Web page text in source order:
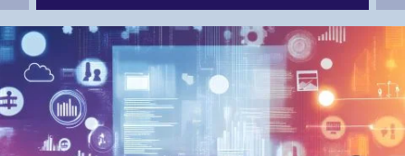
Bremgarten bei Bern
Brig
Brig-Glis
Bronschhofen
Brugg
Brugg AG